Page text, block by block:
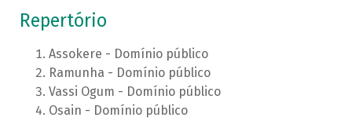
Repertório
Assokere - Domínio público
Ramunha - Domínio público
Vassi Ogum - Domínio público
Osain - Domínio público